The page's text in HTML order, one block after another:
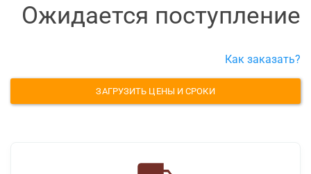
Ожидается поступление
Как заказать?
ЗАГРУЗИТЬ ЦЕНЫ И СРОКИ